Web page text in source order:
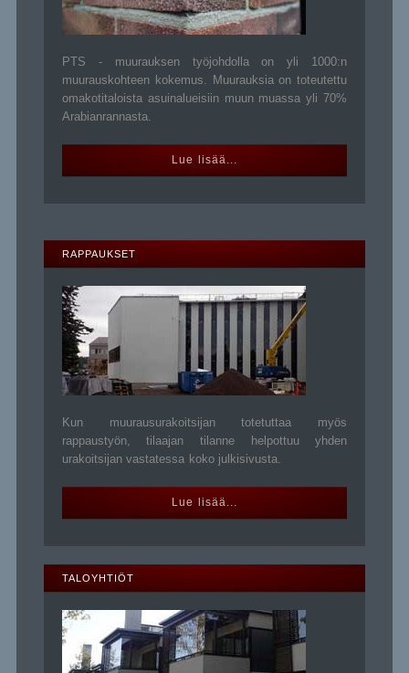
PTS - muurauksen työjohdolla on yli 1000:n
muurauskohteen kokemus. Muurauksia on toteutettu
omakotitaloista asuinalueisiin muun muassa yli 70%
Arabianrannasta.
Lue lisää...
RAPPAUKSET
Kun muurausurakoitsijan totetuttaa myös
rappaustyön, tilaajan tilanne helpottuu yhden
urakoitsijan vastatessa koko julkisivusta.
Lue lisää...
TALOYHTIÖT